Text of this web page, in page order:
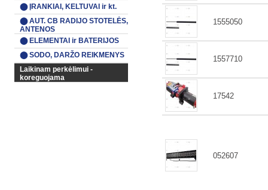
⬤ ĮRANKIAI, KELTUVAI ir kt.
⬤ AUT. CB RADIJO STOTELĖS,
ANTENOS
⬤ ELEMENTAI ir BATERIJOS
⬤ SODO, DARŽO REIKMENYS
Laikinam perkėlimui -
koreguojama
1555050
1557710
17542
052607